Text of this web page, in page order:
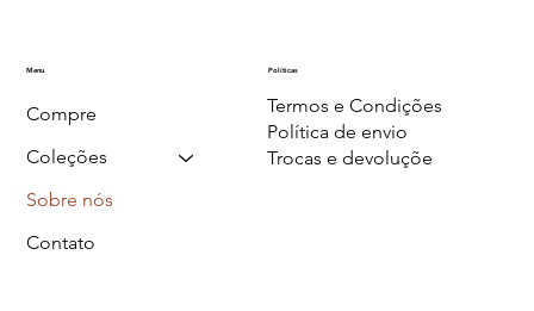
Menu
Compre
Coleções
Sobre nós
Contato
Políticas
Termos e Condições
Política de envio
Trocas e devoluçõe